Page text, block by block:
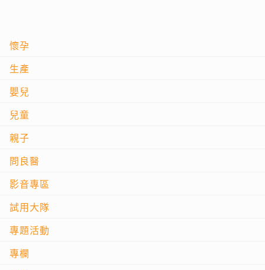
懷孕
生產
嬰兒
兒童
親子
問良醫
影音專區
試用大隊
專題活動
專欄